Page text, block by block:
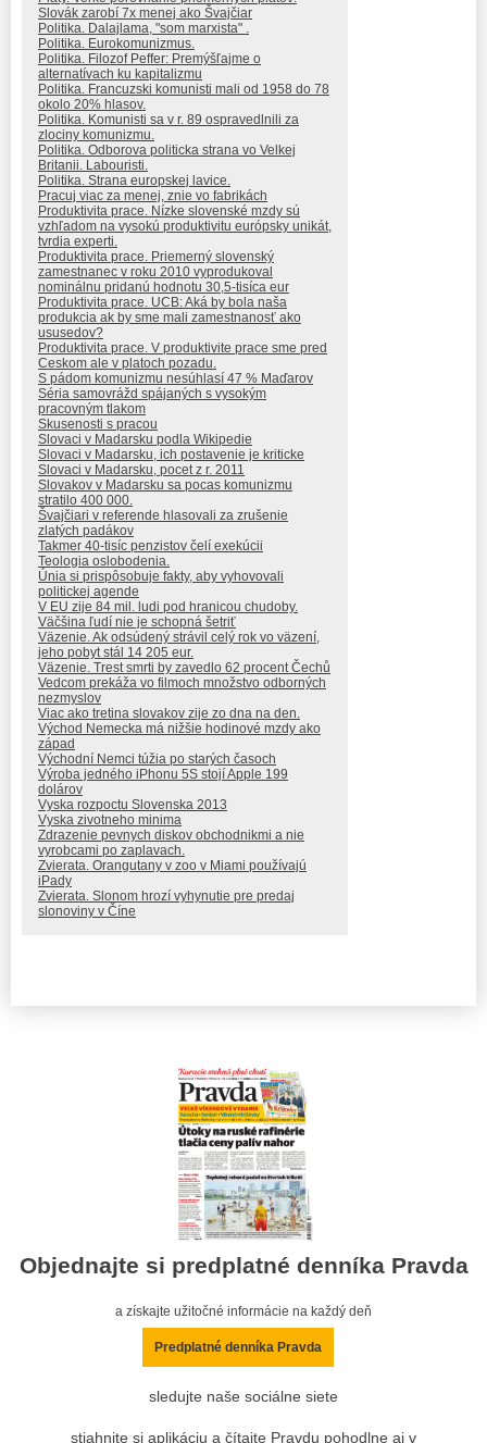
Slovák zarobí 7x menej ako Švajčiar
Politika. Dalajlama, "som marxista" .
Politika. Eurokomunizmus.
Politika. Filozof Peffer: Premýšľajme o
alternatívach ku kapitalizmu
Politika. Francuzski komunisti mali od 1958 do 78
okolo 20% hlasov.
Politika. Komunisti sa v r. 89 ospravedlnili za
zlociny komunizmu.
Politika. Odborova politicka strana vo Velkej
Britanii. Labouristi.
Politika. Strana europskej lavice.
Pracuj viac za menej, znie vo fabrikách
Produktivita prace. Nízke slovenské mzdy sú
vzhľadom na vysokú produktivitu európsky unikát,
tvrdia experti.
Produktivita prace. Priemerný slovenský
zamestnanec v roku 2010 vyprodukoval
nominálnu pridanú hodnotu 30,5-tisíca eur
Produktivita prace. UCB: Aká by bola naša
produkcia ak by sme mali zamestnanosť ako
ususedov?
Produktivita prace. V produktivite prace sme pred
Ceskom ale v platoch pozadu.
S pádom komunizmu nesúhlasí 47 % Maďarov
Séria samovrážd spájaných s vysokým
pracovným tlakom
Skusenosti s pracou
Slovaci v Madarsku podla Wikipedie
Slovaci v Madarsku, ich postavenie je kriticke
Slovaci v Madarsku, pocet z r. 2011
Slovakov v Madarsku sa pocas komunizmu
stratilo 400 000.
Švajčiari v referende hlasovali za zrušenie
zlatých padákov
Takmer 40-tisíc penzistov čelí exekúcii
Teologia oslobodenia.
Únia si prispôsobuje fakty, aby vyhovovali
politickej agende
V EU zije 84 mil. ludi pod hranicou chudoby.
Väčšina ľudí nie je schopná šetriť
Väzenie. Ak odsúdený strávil celý rok vo väzení,
jeho pobyt stál 14 205 eur.
Väzenie. Trest smrti by zavedlo 62 procent Čechů
Vedcom prekáža vo filmoch množstvo odborných
nezmyslov
Viac ako tretina slovakov zije zo dna na den.
Východ Nemecka má nižšie hodinové mzdy ako
západ
Východní Nemci túžia po starých časoch
Výroba jedného iPhonu 5S stojí Apple 199
dolárov
Vyska rozpoctu Slovenska 2013
Vyska zivotneho minima
Zdrazenie pevnych diskov obchodnikmi a nie
vyrobcami po zaplavach.
Zvierata. Orangutany v zoo v Miami používajú
iPady
Zvierata. Slonom hrozí vyhynutie pre predaj
slonoviny v Číne
Objednajte si predplatné denníka Pravda
a získajte užitočné informácie na každý deň
Predplatné denníka Pravda
sledujte naše sociálne siete
stiahnite si aplikáciu a čítajte Pravdu pohodlne aj v